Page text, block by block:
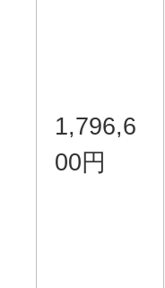
1,796,6
00円